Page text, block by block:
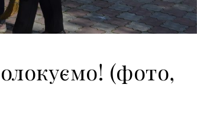
(фото,